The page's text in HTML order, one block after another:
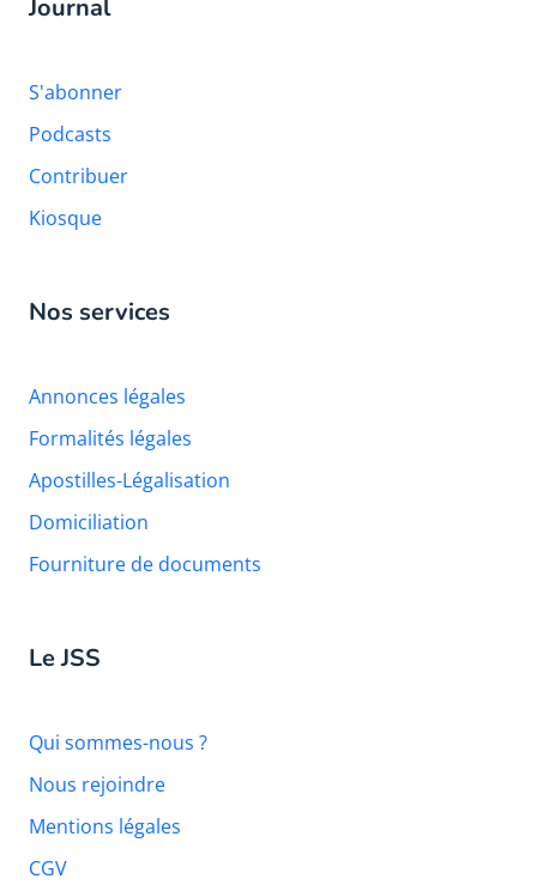
Journal
S'abonner
Podcasts
Contribuer
Kiosque
Nos services
Annonces légales
Formalités légales
Apostilles-Légalisation
Domiciliation
Fourniture de documents
Le JSS
Qui sommes-nous ?
Nous rejoindre
Mentions légales
CGV